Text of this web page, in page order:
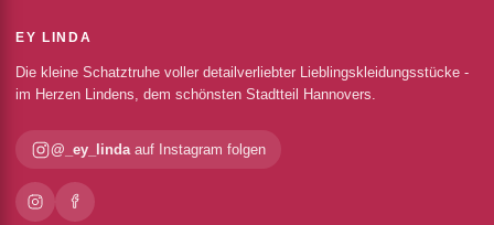
EY LINDA
Die kleine Schatztruhe voller detailverliebter Lieblingskleidungsstücke -
im Herzen Lindens, dem schönsten Stadtteil Hannovers.
@_ey_lindaauf Instagram folgen